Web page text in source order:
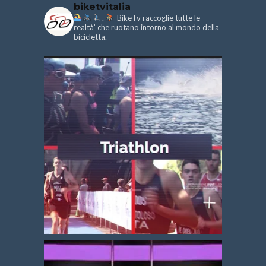
biketvitalia
.
BikeTv raccoglie tutte le
realtà’ che ruotano intorno al mondo della
bicicletta.